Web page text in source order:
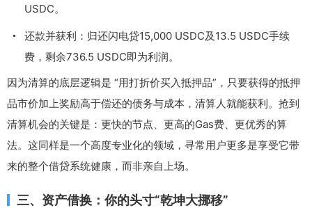
USDC。
还款并获利：归还闪电贷15,000 USDC及13.5 USDC手续
费，剩余736.5 USDC即为利润。
因为清算的底层逻辑是 “用打折价买入抵押品”，只要获得的抵押
品市价加上奖励高于偿还的债务与成本，清算人就能获利。抢到
清算机会的关键是：更快的节点、更高的Gas费、更优秀的算
法。这同样是一个高度专业化的领域，寻常用户更多是享受它带
来的整个借贷系统健康，而非亲自上场。
三、资产借换：你的头寸“乾坤大挪移”